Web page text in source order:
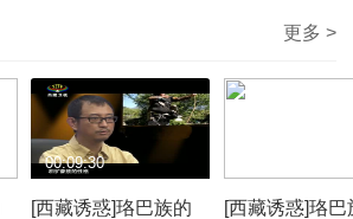
更多 >
[西藏诱惑]珞巴族的
00:09:30
[西藏诱惑]珞巴